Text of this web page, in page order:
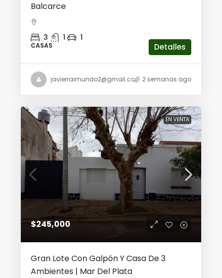
Balcarce
3 1 1
CASAS Detalles
javierraimundo2@gmail.com 2 semanas ago
EN VENTA
$245,000
Gran Lote Con Galpón Y Casa De 3
Ambientes | Mar Del Plata